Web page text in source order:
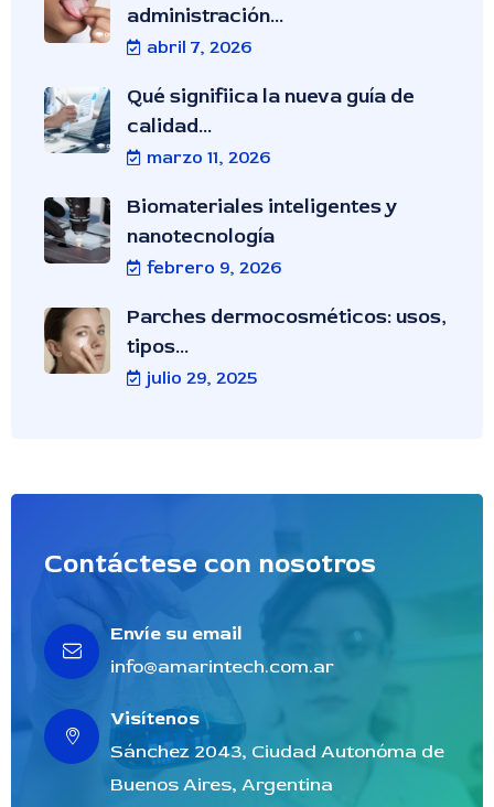
administración...
abril 7, 2026
Qué signifiica la nueva guía de
calidad...
marzo 11, 2026
Biomateriales inteligentes y
nanotecnología
febrero 9, 2026
Parches dermocosméticos: usos,
tipos...
julio 29, 2025
Contáctese con nosotros
Envíe su email
info@amarintech.com.ar
Visítenos
Sánchez 2043, Ciudad Autonóma de
Buenos Aires, Argentina